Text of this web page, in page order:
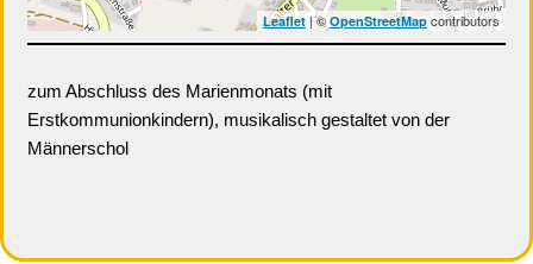
Leaflet| © OpenStreetMapcontributors
zum Abschluss des Marienmonats (mit
Erstkommunionkindern), musikalisch gestaltet von der
Männerschol